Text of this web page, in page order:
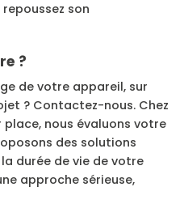
son
?
de votre appareil, sur
? Contactez-nous. Chez
place, nous évaluons votre
des solutions
durée de vie de votre
approche sérieuse,